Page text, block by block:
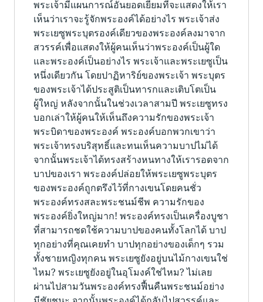
พระเจ้ามีแผนการณ์อันยอดเยี่ยมที่จะแสดงให้เรา
เห็นว่าเราจะรู้จักพระองค์ได้อย่างไร พระเจ้าส่ง
พระเยซูพระบุตรองค์เดียวของพระองค์ลงมาจาก
สวรรค์เพื่อแสดงให้ผู้คนเห็นว่าพระองค์เป็นผู้ใด
และพระองค์เป็นอย่างไร พระเจ้าและพระเยซูเป็น
หนึ่งเดียวกัน โดยปาฏิหาริย์ของพระเจ้า พระบุตร
ของพระเจ้าได้ประสูติเป็นทารกและเติบโตเป็น
ผู้ใหญ่ หลังจากนั้นในช่วงเวลาสามปี พระเยซูทรง
บอกเล่าให้ผู้คนให้เห็นถึงความรักของพระเจ้า
พระบิดาของพระองค์ พระองค์บอกพวกเขาว่า
พระเจ้าทรงบริสุทธิ์และทนเห็นความบาปไม่ได้
จากนั้นพระเจ้าได้ทรงสร้างหนทางให้เรารอดจาก
บาปของเรา พระองค์ปล่อยให้พระเยซูพระบุตร
ของพระองค์ถูกตรึงไว้ที่กางเขนโดยคนชั่ว
พระองค์ทรงสละพระชนม์ชีพ ความรักของ
พระองค์ยิ่งใหญ่มาก! พระองค์ทรงเป็นเครื่องบูชา
ที่สามารถชดใช้ความบาปของคนทั้งโลกได้ บาป
ทุกอย่างที่คุณเคยทำ บาปทุกอย่างของเด็กๆ รวม
ทั้งชายหญิงทุกคน พระเยซูยังอยู่บนไม้กางเขนใช่
ไหม? พระเยซูยังอยู่ในอุโมงค์ใช่ไหม? ไม่เลย
ผ่านไปสามวันพระองค์ทรงฟื้นคืนพระชนม์อย่าง